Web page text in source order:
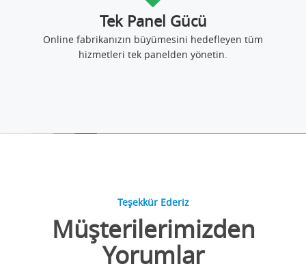
Tek Panel Gücü
Online fabrikanızın büyümesini hedefleyen tüm
hizmetleri tek panelden yönetin.
Teşekkür Ederiz
Müşterilerimizden
Yorumlar